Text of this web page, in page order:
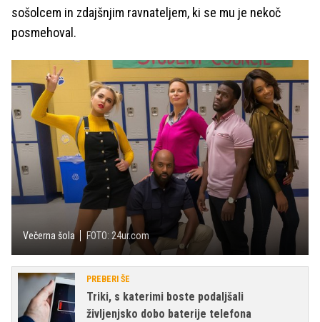
sošolcem in zdajšnjim ravnateljem, ki se mu je nekoč
posmehoval.
Večerna šola FOTO: 24ur.com
PREBERI ŠE
Triki, s katerimi boste podaljšali
življenjsko dobo baterije telefona